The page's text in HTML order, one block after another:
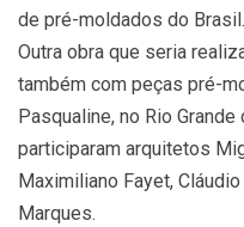
de pré-moldados do Brasil.
Outra obra que seria
também com peças pré-
Pasqualine, no Rio
participaram arquitetos
Maximiliano Fayet,
Marques.